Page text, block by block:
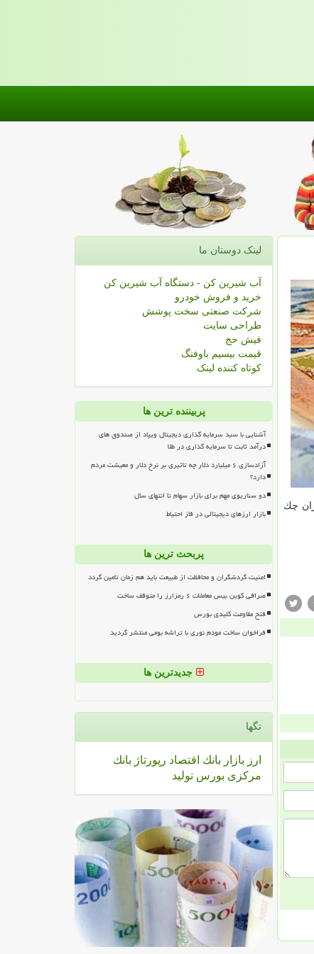
چك
لینک دوستان ما
آب شیرین کن - دستگاه آب شیرین کن
خرید و فروش خودرو
شرکت صنعتی سخت پوشش
طراحی سایت
فیش حج
قیمت بیسیم باوفنگ
کوتاه کننده لینک
پربیننده ترین ها
آشنایی با سبد سرمایه گذاری دیجیتال ویپاد از صندوق های
درآمد ثابت تا سرمایه گذاری در طلا
آزادسازی ۶ میلیارد دلار چه تاثیری بر نرخ دلار و معیشت مردم
دارد؟
دو سناریوی مهم برای بازار سهام تا انتهای سال
بازار ارزهای دیجیتالی در فاز احتیاط
پربحث ترین ها
امنیت گردشگران و محافظت از طبیعت باید هم زمان تامین گردد
صرافی کوین بیس معاملات ۶ رمزارز را متوقف ساخت
فتح مقاومت کلیدی بورس
فراخوان ساخت مودم نوری با تراشه بومی منتشر گردید
جدیدترین ها
تگها
ارز بازار بانك اقتصاد رپورتاژ بانك
مركزی بورس تولید